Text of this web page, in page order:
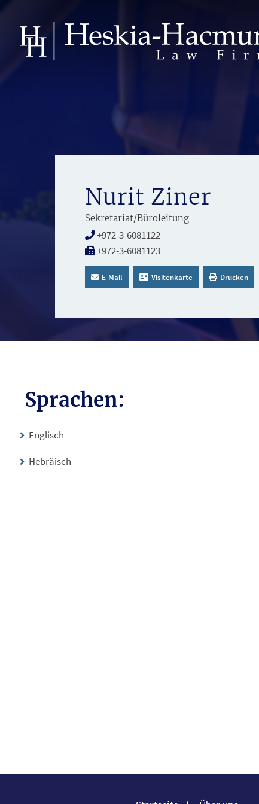
Nurit Ziner
Sekretariat/Büroleitung
+972-3-6081122
+972-3-6081123
E-Mail Visitenkarte Drucken
Sprachen:
Englisch
Hebräisch